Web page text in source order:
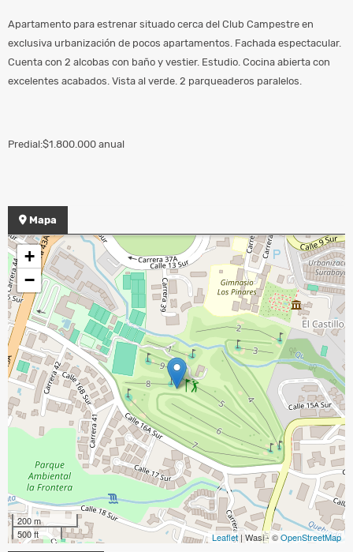
Apartamento para estrenar situado cerca del Club Campestre en
exclusiva urbanización de pocos apartamentos. Fachada espectacular.
Cuenta con 2 alcobas con baño y vestier. Estudio. Cocina abierta con
excelentes acabados. Vista al verde. 2 parqueaderos paralelos.
Predial:$1.800.000 anual
Mapa
+
−
200 m
500 ft
Leaflet| Wasi - ©OpenStreetMap